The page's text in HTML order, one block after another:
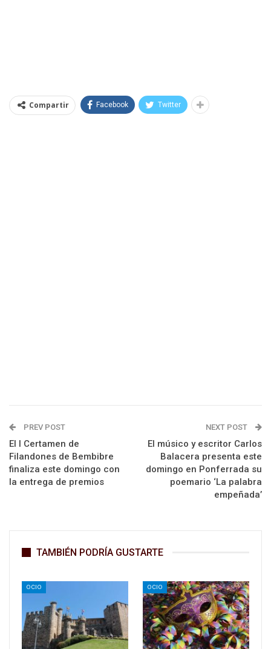
Compartir Facebook Twitter
PREV POST
El I Certamen de
Filandones de Bembibre
finaliza este domingo con
la entrega de premios
NEXT POST
El músico y escritor Carlos
Balacera presenta este
domingo en Ponferrada su
poemario ‘La palabra
empeñada’
TAMBIÉN PODRÍA GUSTARTE
OCIO OCIO